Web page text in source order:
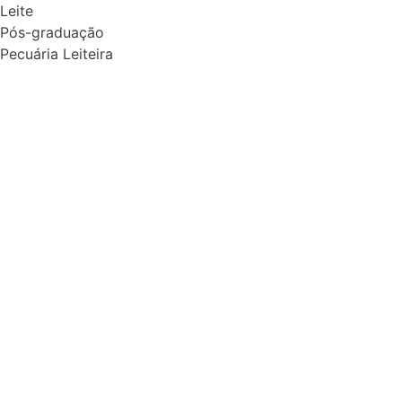
Leite
Pós-graduação
Pecuária Leiteira